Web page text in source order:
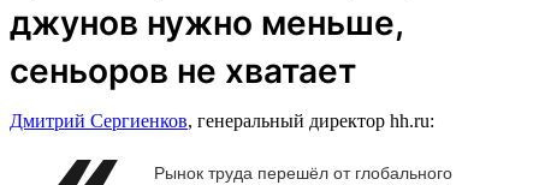
джунов нужно меньше,
сеньоров не хватает
Дмитрий Сергиенков, генеральный директор hh.ru:
Рынок труда перешёл от глобального